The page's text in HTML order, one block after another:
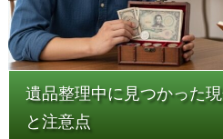
遺品整理中に見つかった
と注意点